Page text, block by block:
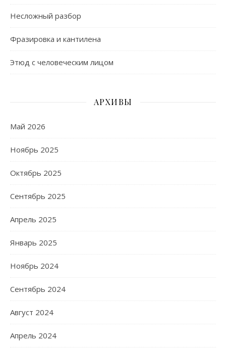
Несложный разбор
Фразировка и кантилена
Этюд с человеческим лицом
АРХИВЫ
Май 2026
Ноябрь 2025
Октябрь 2025
Сентябрь 2025
Апрель 2025
Январь 2025
Ноябрь 2024
Сентябрь 2024
Август 2024
Апрель 2024